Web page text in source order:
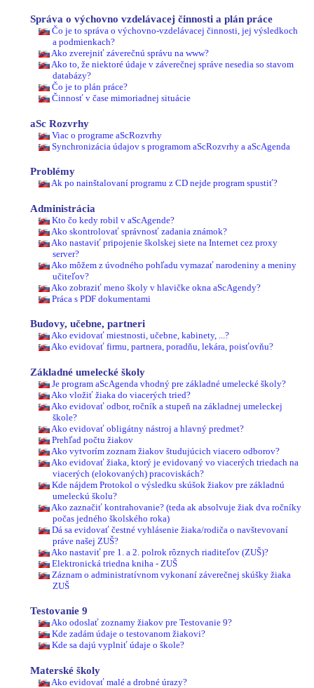
Správa o výchovno vzdelávacej činnosti a plán práce
Čo je to správa o výchovno-vzdelávacej činnosti, jej výsledkoch
a podmienkach?
Ako zverejniť záverečnú správu na www?
Ako to, že niektoré údaje v záverečnej správe nesedia so stavom
databázy?
Čo je to plán práce?
Činnosť v čase mimoriadnej situácie
aSc Rozvrhy
Viac o programe aScRozvrhy
Synchronizácia údajov s programom aScRozvrhy a aScAgenda
Problémy
Ak po nainštalovaní programu z CD nejde program spustiť?
Administrácia
Kto čo kedy robil v aScAgende?
Ako skontrolovať správnosť zadania známok?
Ako nastaviť pripojenie školskej siete na Internet cez proxy
server?
Ako môžem z úvodného pohľadu vymazať narodeniny a meniny
učiteľov?
Ako zobraziť meno školy v hlavičke okna aScAgendy?
Práca s PDF dokumentami
Budovy, učebne, partneri
Ako evidovať miestnosti, učebne, kabinety, ...?
Ako evidovať firmu, partnera, poradňu, lekára, poisťovňu?
Základné umelecké školy
Je program aScAgenda vhodný pre základné umelecké školy?
Ako vložiť žiaka do viacerých tried?
Ako evidovať odbor, ročník a stupeň na základnej umeleckej
škole?
Ako evidovať obligátny nástroj a hlavný predmet?
Prehľad počtu žiakov
Ako vytvorím zoznam žiakov študujúcich viacero odborov?
Ako evidovať žiaka, ktorý je evidovaný vo viacerých triedach na
viacerých (elokovaných) pracoviskách?
Kde nájdem Protokol o výsledku skúšok žiakov pre základnú
umeleckú školu?
Ako zaznačiť kontrahovanie? (teda ak absolvuje žiak dva ročníky
počas jedného školského roka)
Dá sa evidovať čestné vyhlásenie žiaka/rodiča o navštevovaní
práve našej ZUŠ?
Ako nastaviť pre 1. a 2. polrok rôznych riaditeľov (ZUŠ)?
Elektronická triedna kniha - ZUŠ
Záznam o administratívnom vykonaní záverečnej skúšky žiaka
ZUŠ
Testovanie 9
Ako odoslať zoznamy žiakov pre Testovanie 9?
Kde zadám údaje o testovanom žiakovi?
Kde sa dajú vyplniť údaje o škole?
Materské školy
Ako evidovať malé a drobné úrazy?